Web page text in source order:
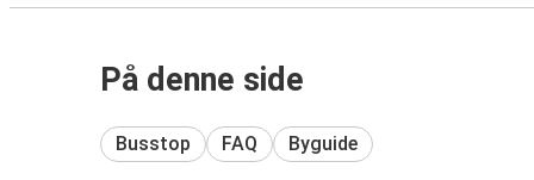
På denne side
Busstop FAQ Byguide